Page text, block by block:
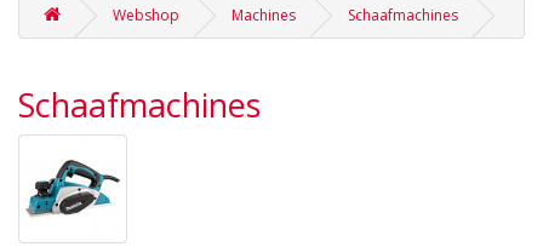
Webshop Machines Schaafmachines
Schaafmachines